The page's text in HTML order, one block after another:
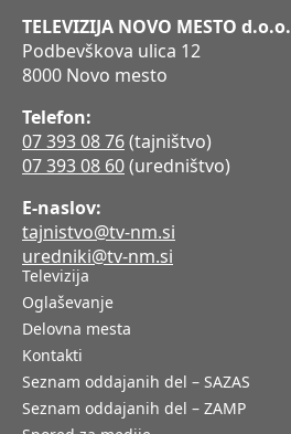
TELEVIZIJA NOVO MESTO d.o.o.
Podbevškova ulica 12
8000 Novo mesto
Telefon:
07 393 08 76(tajništvo)
07 393 08 60(uredništvo)
E-naslov:
tajnistvo@tv-nm.si
uredniki@tv-nm.si
Televizija
Oglaševanje
Delovna mesta
Kontakti
Seznam oddajanih del – SAZAS
Seznam oddajanih del – ZAMP